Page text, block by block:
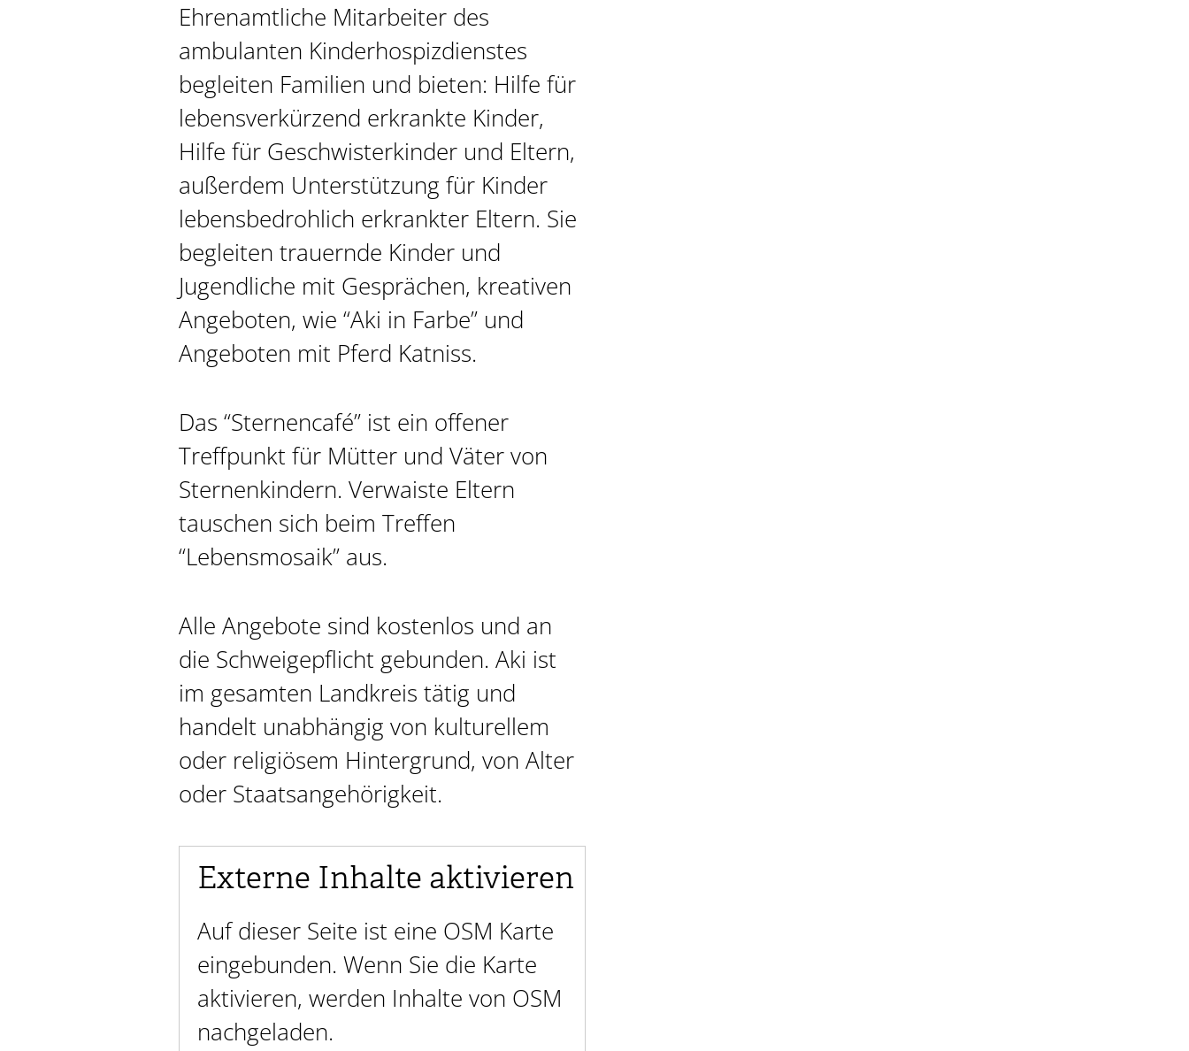
Ehrenamtliche Mitarbeiter des
ambulanten Kinderhospizdienstes
begleiten Familien und bieten: Hilfe für
lebensverkürzend erkrankte Kinder,
Hilfe für Geschwisterkinder und Eltern,
außerdem Unterstützung für Kinder
lebensbedrohlich erkrankter Eltern. Sie
begleiten trauernde Kinder und
Jugendliche mit Gesprächen, kreativen
Angeboten, wie “Aki in Farbe” und
Angeboten mit Pferd Katniss.
Das “Sternencafé” ist ein offener
Treffpunkt für Mütter und Väter von
Sternenkindern. Verwaiste Eltern
tauschen sich beim Treffen
“Lebensmosaik” aus.
Alle Angebote sind kostenlos und an
die Schweigepflicht gebunden. Aki ist
im gesamten Landkreis tätig und
handelt unabhängig von kulturellem
oder religiösem Hintergrund, von Alter
oder Staatsangehörigkeit.
Externe Inhalte aktivieren
Auf dieser Seite ist eine OSM Karte
eingebunden. Wenn Sie die Karte
aktivieren, werden Inhalte von OSM
nachgeladen.